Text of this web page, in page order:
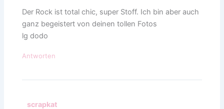
Der Rock ist total chic, super Stoff. Ich bin aber auch
ganz begeistert von deinen tollen Fotos
lg dodo
Antworten
scrapkat